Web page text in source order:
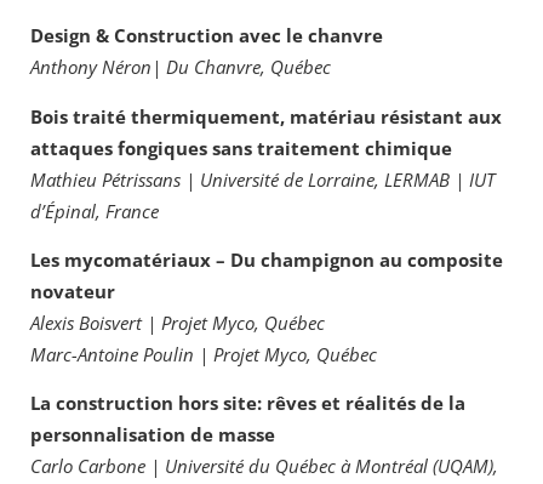
Design & Construction avec le chanvre
Anthony Néron| Du Chanvre, Québec
Bois traité thermiquement, matériau résistant aux
attaques fongiques sans traitement chimique
Mathieu Pétrissans | Université de Lorraine, LERMAB | IUT
d’Épinal, France
Les mycomatériaux – Du champignon au composite
novateur
Alexis Boisvert | Projet Myco, Québec
Marc-Antoine Poulin | Projet Myco, Québec
La construction hors site: rêves et réalités de la
personnalisation de masse
Carlo Carbone | Université du Québec à Montréal (UQAM),